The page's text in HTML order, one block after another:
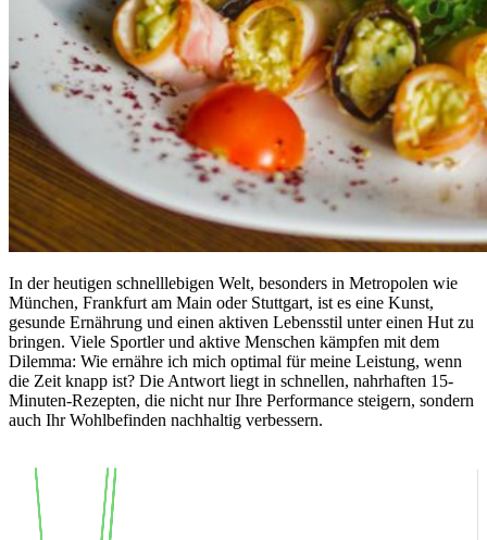
In der heutigen schnelllebigen Welt, besonders in Metropolen wie
München, Frankfurt am Main oder Stuttgart, ist es eine Kunst,
gesunde Ernährung und einen aktiven Lebensstil unter einen Hut zu
bringen. Viele Sportler und aktive Menschen kämpfen mit dem
Dilemma: Wie ernähre ich mich optimal für meine Leistung, wenn
die Zeit knapp ist? Die Antwort liegt in schnellen, nahrhaften 15-
Minuten-Rezepten, die nicht nur Ihre Performance steigern, sondern
auch Ihr Wohlbefinden nachhaltig verbessern.